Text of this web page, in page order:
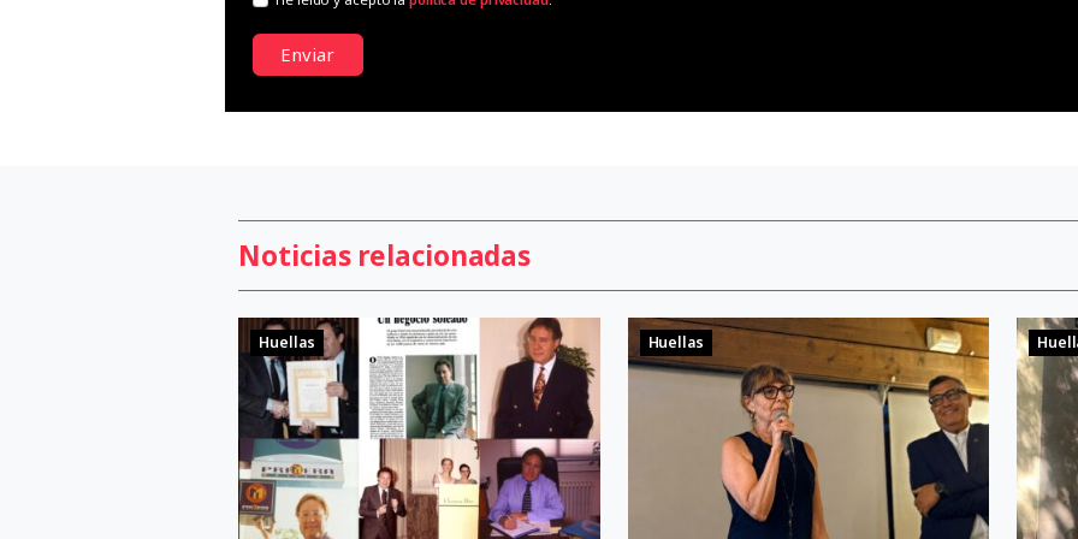
Enviar
Noticias relacionadas
Huellas Huellas